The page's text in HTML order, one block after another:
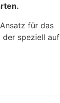
für das
der speziell auf